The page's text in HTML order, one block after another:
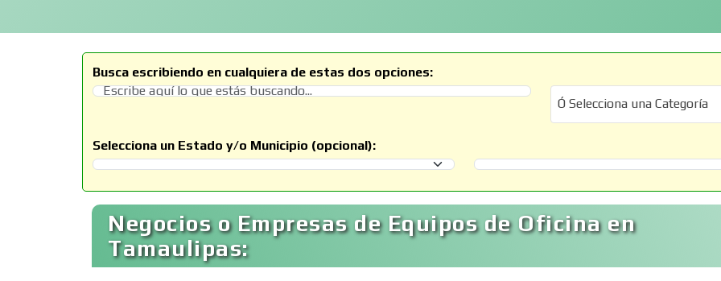
Busca escribiendo en cualquiera de estas dos opciones:
Ó Selecciona una Categoría
Ó Selecciona una Categoría
Selecciona un Estado y/o Municipio (opcional):
Selecciona un Estado
Selecciona un Municipio
Negocios o Empresas de Equipos de Oficina en
Tamaulipas: